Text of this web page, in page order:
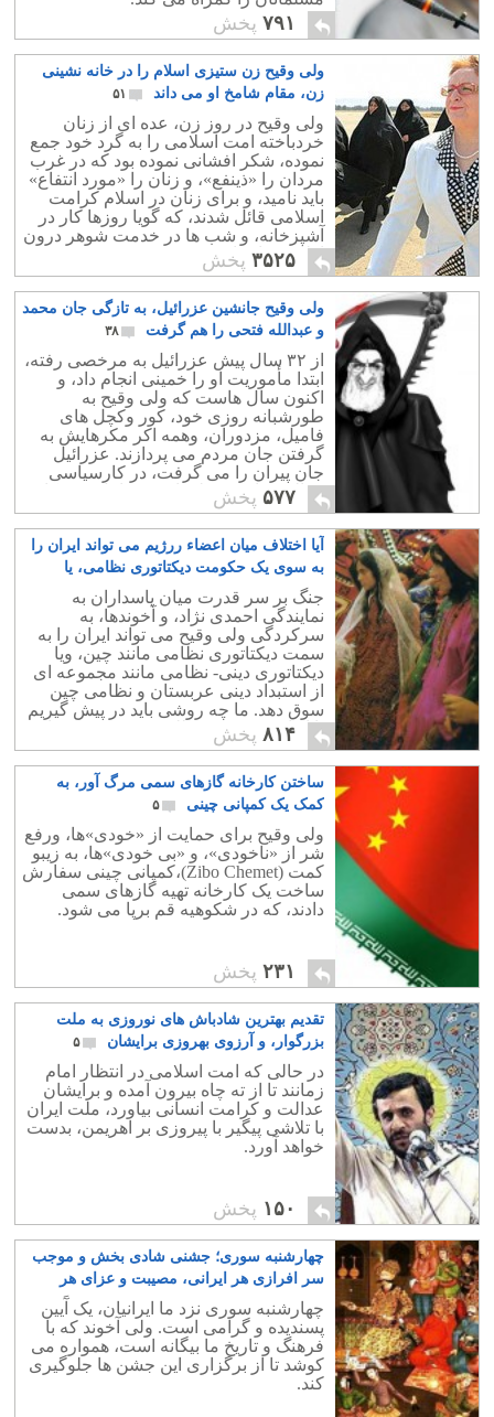
۷۹۱ پخش
ولی وقیح زن ستیزی اسلام را در خانه نشینی
زن، مقام شامخ او می داند
۵۱
ولی وقیح در روز زن، عده ای از زنان
خردباخته امت اسلامی را به گرد خود جمع
نموده، شکر افشانی نموده بود که در غرب
مردان را «ذینفع»، و زنان را «مورد انتفاع»
باید نامید، و برای زنان در اسلام کرامت
اسلامی قائل شدند، که گویا روزها کار در
آشپزخانه، و شب ها در خدمت شوهر درون
اطاق خواب است.
۳۵۲۵ پخش
ولی وقیح جانشین عزرائیل، به تازگی جان محمد
و عبدالله فتحی را هم گرفت
۳۸
از ۳۲ سال پیش عزرائیل به مرخصی رفته،
ابتدا مأموریت او را خمینی انجام داد، و
اکنون سال هاست که ولی وقیح به
طورشبانه روزی خود، کور وکچل های
فامیل، مزدوران، وهمه اکر مکرهایش به
گرفتن جان مردم می پردازند. عزرائیل
جان پیران را می گرفت، در کارسیاسی
دخالت نداشت، ولی این عزرائیل همه کاره
است.
۵۷۷ پخش
آیا اختلاف میان اعضاء ررژیم می تواند ایران را
به سوی یک حکومت دیکتاتوری نظامی، یا
نظامی – مذهبی سوق دهد؟
۲۶
جنگ بر سر قدرت میان پاسداران به
نمایندگی احمدی نژاد، و آخوندها، به
سرکردگی ولی وقیح می تواند ایران را به
سمت دیکتاتوری نظامی مانند چین، ویا
دیکتاتوری دینی- نظامی مانند مجموعه ای
از استبداد دینی عربستان و نظامی چین
سوق دهد. ما چه روشی باید در پیش گیریم
تا از این دسیسه و طلسم پیش روی رهایی
یابیم؟.
۸۱۴ پخش
ساختن کارخانه گازهای سمی مرگ آور، به
کمک یک کمپانی چینی
۵
ولی وقیح برای حمایت از «خودی»ها، ورفع
شر از «ناخودی»، و «بی خودی»ها، به زیبو
کمت (‪(‬Zibo Chemet،کمپانی چینی سفارش
ساخت یک کارخانه تهیه گازهای سمی
دادند، که در شکوهیه قم برپا می شود.
۲۳۱ پخش
تقدیم بهترین شادباش های نوروزی به ملت
بزرگوار، و آرزوی بهروزی برایشان
۵
در حالی که امت اسلامی در انتظار امام
زمانند تا از ته چاه بیرون آمده و برایشان
عدالت و کرامت انسانی بیاورد، ملت ایران
با تلاشی پیگیر با پیروزی بر اهریمن، بدست
خواهد آورد.
۱۵۰ پخش
چهارشنبه سوری؛ جشنی شادی بخش و موجب
سر افرازی هر ایرانی، مصیبت و عزای هر
آخوند
چهارشنبه سوری نزد ما ایرانیان، یک آَیین
پسندیده و گرامی است. ولی آخوند که با
فرهنگ و تاریخ ما بیگانه است، همواره می
کوشد تا از برگزاری این جشن ها جلوگیری
کند.